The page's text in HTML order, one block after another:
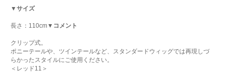
▼サイズ
長さ：110cm▼コメント
クリップ式。
ポニーテールや、ツインテールなど、スタンダードウィッグでは再現しづ
らかったスタイルにご使用ください。
＜レッド11＞